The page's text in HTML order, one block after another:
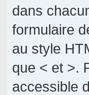
dans
formulaire
au style
que < et >.
accessible